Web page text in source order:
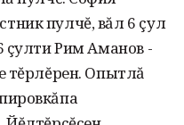
пулчĕ, вăл 6 çул
çулти Рим Аманов -
тĕрлĕрен. Опытлă